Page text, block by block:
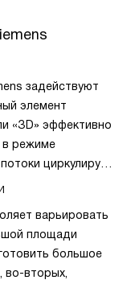
задействуют
элемент
«ЗD» эффективно
в режиме
циркулируют
шкафа. Можно
или
сушилки для
варьировать
площади
большое
во-вторых,